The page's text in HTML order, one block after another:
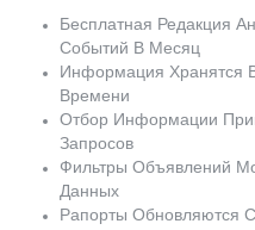
Бесплатная Редакция
Событий В Месяц
Информация Хранятся
Времени
Отбор Информации
Запросов
Фильтры Объявлений
Данных
Рапорты Обновляются